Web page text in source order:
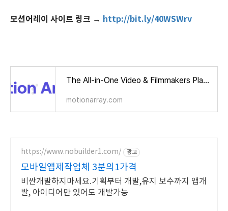
모션어레이 사이트 링크 → http://bit.ly/40WSWrv
The All-in-One Video & Filmmakers Platform | Motion Array
motionarray.com
https://www.nobuilder1.com/ 광고
모바일앱제작업체 3분의1가격
비싼개발하지마세요.기획부터 개발,유지 보수까지 앱개
발, 아이디어만 있어도 개발가능